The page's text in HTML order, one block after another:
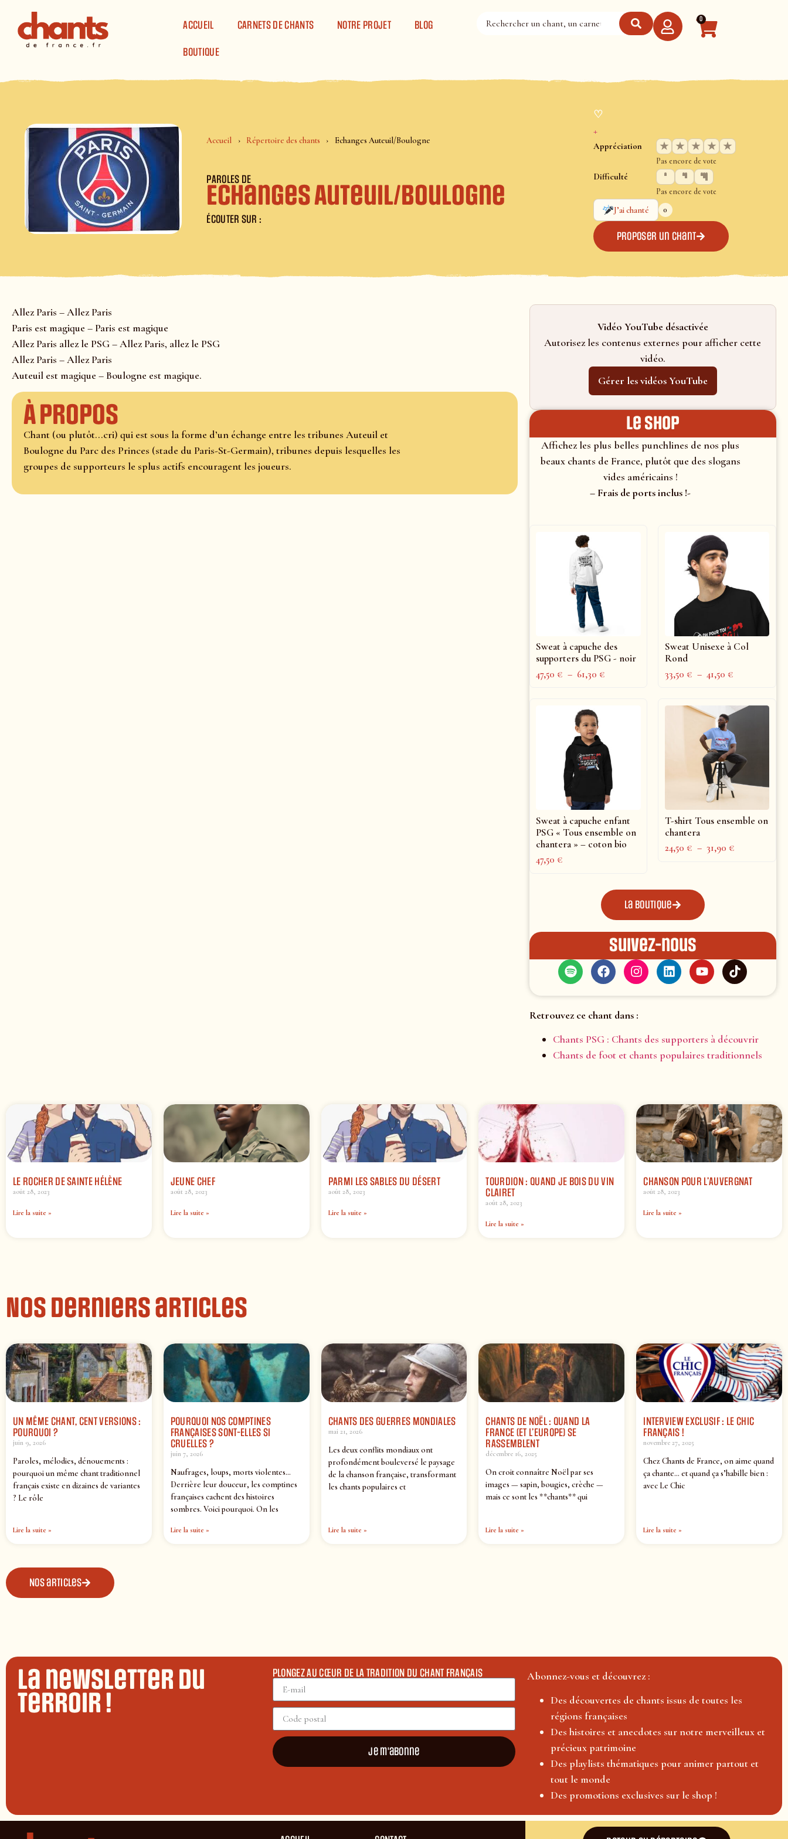
ACCUEIL
CARNETS DE CHANTS NOTRE PROJET BLOG
BOUTIQUE
0
Accueil Répertoire des chants Echanges Auteuil/Boulogne
PAROLES DE
Echanges Auteuil/Boulogne
ÉCOUTER SUR :
♡
+
Appréciation ★ ★ ★ ★ ★
Pas encore de vote
Difficulté
Pas encore de vote
J’ai chanté
0
Proposer un chant
Allez Paris – Allez Paris
Paris est magique – Paris est magique
Allez Paris allez le PSG – Allez Paris, allez le PSG
Allez Paris – Allez Paris
Auteuil est magique – Boulogne est magique.
À propos
Chant (ou plutôt...cri) qui est sous la forme d’un échange entre les tribunes Auteuil et
Boulogne du Parc des Princes (stade du Paris-St-Germain), tribunes depuis lesquelles les
groupes de supporteurs le splus actifs encouragent les joueurs.
Vidéo YouTube désactivée
Autorisez les contenus externes pour afficher cette
vidéo.
Gérer les vidéos YouTube
le shop
Affichez les plus belles punchlines de nos plus
beaux chants de France, plutôt que des slogans
vides américains !
– Frais de ports inclus !-
Sweat à capuche des
supporters du PSG - noir
47,50€ – 61,30€
Sweat Unisexe à Col
Rond
33,50€ – 41,50€
Sweat à capuche enfant
PSG « Tous ensemble on
chantera » – coton bio
47,50€
T-shirt Tous ensemble on
chantera
24,50€ – 31,90€
La boutique
Suivez-nous
Retrouvez ce chant dans :
Chants PSG : Chants des supporters à découvrir
Chants de foot et chants populaires traditionnels
LE ROCHER DE SAINTE HÉLÈNE
août 28, 2023
Lire la suite »
JEUNE CHEF
août 28, 2023
Lire la suite »
PARMI LES SABLES DU DÉSERT
août 28, 2023
Lire la suite »
TOURDION : QUAND JE BOIS DU VIN
CLAIRET
août 28, 2023
Lire la suite »
CHANSON POUR L’AUVERGNAT
août 28, 2023
Lire la suite »
Nos derniers articles
UN MÊME CHANT, CENT VERSIONS :
POURQUOI ?
juin 9, 2026
Paroles, mélodies, dénouements :
pourquoi un même chant traditionnel
français existe en dizaines de variantes
? Le rôle
Lire la suite »
POURQUOI NOS COMPTINES
FRANÇAISES SONT-ELLES SI
CRUELLES ?
juin 7, 2026
Naufrages, loups, morts violentes…
Derrière leur douceur, les comptines
françaises cachent des histoires
sombres. Voici pourquoi. On les
Lire la suite »
CHANTS DES GUERRES MONDIALES
mai 21, 2026
Les deux conflits mondiaux ont
profondément bouleversé le paysage
de la chanson française, transformant
les chants populaires et
Lire la suite »
CHANTS DE NOËL : QUAND LA
FRANCE (ET L’EUROPE) SE
RASSEMBLENT
décembre 16, 2025
On croit connaître Noël par ses
images — sapin, bougies, crèche —
mais ce sont les **chants** qui
Lire la suite »
INTERVIEW EXCLUSIF : LE CHIC
FRANÇAIS !
novembre 27, 2025
Chez Chants de France, on aime quand
ça chante… et quand ça s’habille bien :
avec Le Chic
Lire la suite »
Nos articles
La newsletter du
terroir !
PLONGEZ AU CŒUR DE LA TRADITION DU CHANT FRANÇAIS
Je m'abonne
Abonnez-vous et découvrez :
Des découvertes de chants issus de toutes les
régions françaises
Des histoires et anecdotes sur notre merveilleux et
précieux patrimoine
Des playlists thématiques pour animer partout et
tout le monde
Des promotions exclusives sur le shop !